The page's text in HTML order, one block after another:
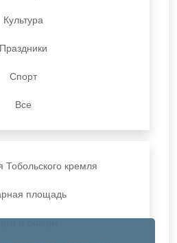
Культура
Праздники
Спорт
Все
Тобольского кремля
площадь